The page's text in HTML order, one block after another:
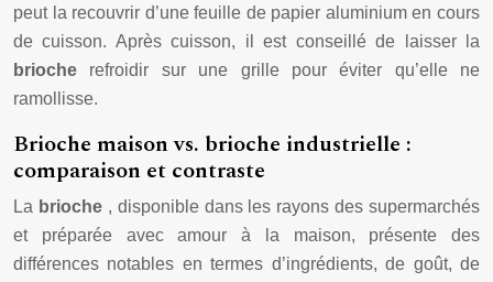
peut la recouvrir d’une feuille de papier aluminium en cours
de cuisson. Après cuisson, il est conseillé de laisser la
brioche refroidir sur une grille pour éviter qu’elle ne
ramollisse.
Brioche maison vs. brioche industrielle :
comparaison et contraste
La brioche , disponible dans les rayons des supermarchés
et préparée avec amour à la maison, présente des
différences notables en termes d’ingrédients, de goût, de